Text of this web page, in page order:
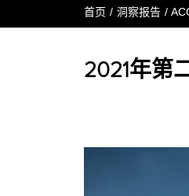
首页 洞察报告
2021年第